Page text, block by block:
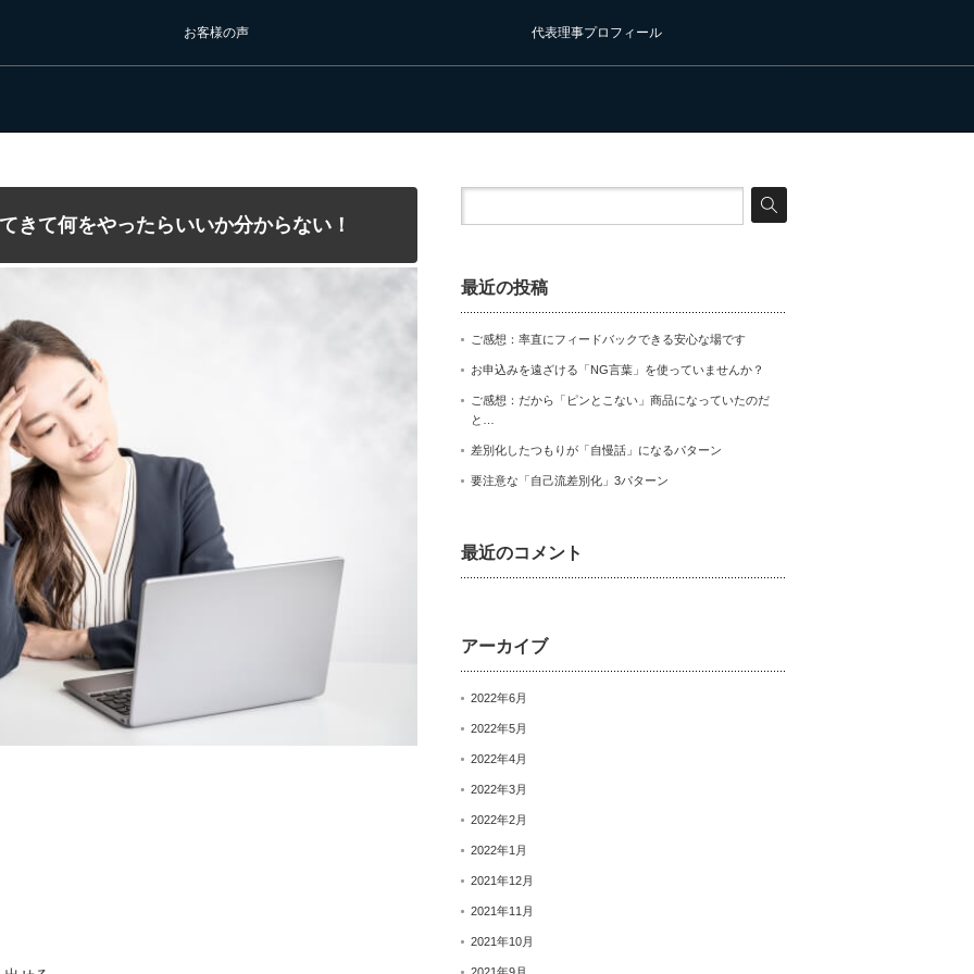
お客様の声 代表理事プロフィール
きて何をやったらいいか分からない！
最近の投稿
ご感想：率直にフィードバックできる安心な場です
お申込みを遠ざける「NG言葉」を使っていませんか？
ご感想：だから「ピンとこない」商品になっていたのだ
と…
差別化したつもりが「自慢話」になるパターン
要注意な「自己流差別化」3パターン
最近のコメント
アーカイブ
2022年6月
2022年5月
2022年4月
2022年3月
2022年2月
2022年1月
2021年12月
2021年11月
2021年10月